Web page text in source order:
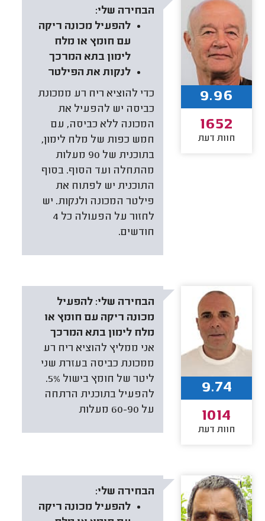
הבחירה שלי:
להפעיל מכונה ריקה
עם חומץ או מלח
לימון בתא המרכך
לנקות את הפילטר
כדי להוציא ריח רע ממכונת
כביסה יש להפעיל את
המכונה ללא כביסה, עם
חמש כפות של מלח לימון,
בתוכנית של 90 מעלות
מהתחלה ועד הסוף. בסוף
התוכנית יש לפתוח את
פילטר המכונה ולנקות. יש
לחזור על הפעולה כל 4
חודשים.
9.96
1652
חוות דעת
הבחירה שלי: להפעיל
מכונה ריקה עם חומץ או
מלח לימון בתא המרכך
אני ממליץ להוציא ריח רע
ממכונת כביסה בעזרת שני
ליטר של חומץ בישול 5%.
להפעיל בתוכנית הרתחה
על 60-90 מעלות
9.74
1014
חוות דעת
הבחירה שלי:
להפעיל מכונה ריקה